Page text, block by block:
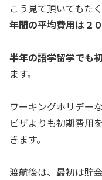
こう見て頂いてもた
年間の平均費用は２
半年の語学留学でも
ます。
ワーキングホリデー
ビザよりも初期費用を
きます。
渡航後は、最初は貯